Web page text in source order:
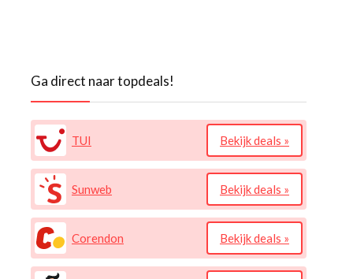
Ga direct naar topdeals!
TUI Bekijk deals »
Sunweb Bekijk deals »
Corendon Bekijk deals »